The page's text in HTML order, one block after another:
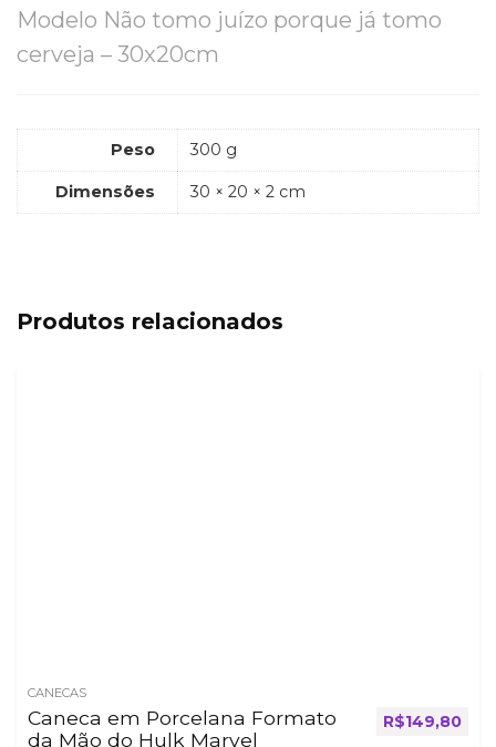
Modelo Não tomo juízo porque já tomo
cerveja – 30x20cm
Peso 300 g
Dimensões 30 × 20 × 2 cm
Produtos relacionados
CANECAS
Caneca em Porcelana Formato
da Mão do Hulk Marvel
R$149,80